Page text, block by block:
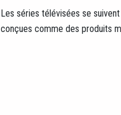
Les séries télévisées se
conçues comme des produits